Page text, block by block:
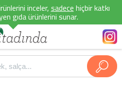
inceler,sadecehiçbir katkı
gıda ürünlerini sunar.